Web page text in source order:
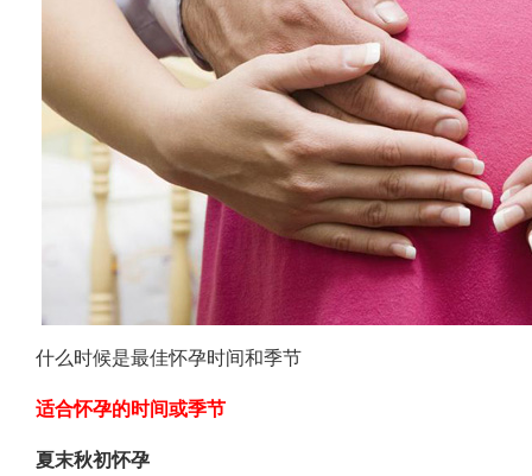
孕
的
季
节
什么时候是最佳怀孕时间和季节
适合怀孕的时间或季节
夏末秋初怀孕